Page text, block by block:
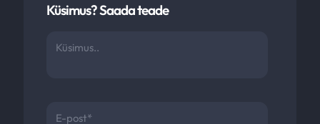
Küsimus? Saada teade